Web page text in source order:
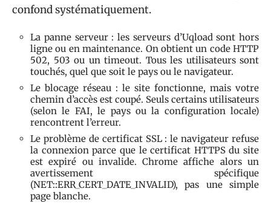
confond systématiquement.
La panne serveur : les serveurs d’Uqload sont hors
ligne ou en maintenance. On obtient un code HTTP
502, 503 ou un timeout. Tous les utilisateurs sont
touchés, quel que soit le pays ou le navigateur.
Le blocage réseau : le site fonctionne, mais votre
chemin d’accès est coupé. Seuls certains utilisateurs
(selon le FAI, le pays ou la configuration locale)
rencontrent l’erreur.
Le problème de certificat SSL : le navigateur refuse
la connexion parce que le certificat HTTPS du site
est expiré ou invalide. Chrome affiche alors un
avertissement spécifique
(NET::ERR_CERT_DATE_INVALID), pas une simple
page blanche.